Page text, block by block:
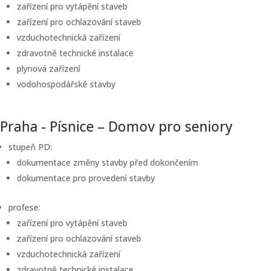
zařízení pro vytápění staveb
zařízení pro ochlazování staveb
vzduchotechnická zařízení
zdravotně technické instalace
plynová zařízení
vodohospodářské stavby
Praha - Písnice – Domov pro seniory
stupeň PD:
dokumentace změny stavby před dokončením
dokumentace pro provedení stavby
profese:
zařízení pro vytápění staveb
zařízení pro ochlazování staveb
vzduchotechnická zařízení